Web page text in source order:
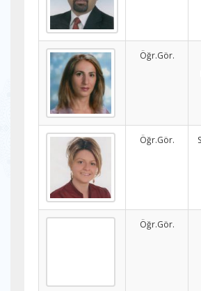
Öğr.Gör.
Öğr.Gör.
Öğr.Gör.